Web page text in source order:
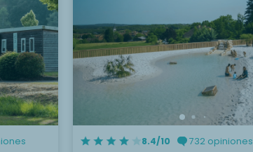
8.4/10 732 opiniones